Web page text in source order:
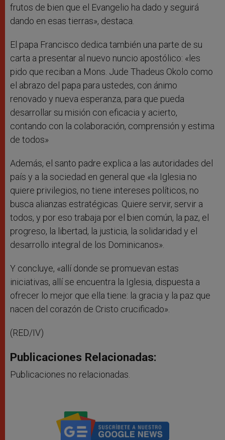
frutos de bien que el Evangelio ha dado y seguirá
dando en esas tierras», destaca.
El papa Francisco dedica también una parte de su
carta a presentar al nuevo nuncio apostólico: «les
pido que reciban a Mons. Jude Thadeus Okolo como
el abrazo del papa para ustedes, con ánimo
renovado y nueva esperanza, para que pueda
desarrollar su misión con eficacia y acierto,
contando con la colaboración, comprensión y estima
de todos»
Además, el santo padre explica a las autoridades del
país y a la sociedad en general que «la Iglesia no
quiere privilegios, no tiene intereses políticos, no
busca alianzas estratégicas. Quiere servir, servir a
todos, y por eso trabaja por el bien común, la paz, el
progreso, la libertad, la justicia, la solidaridad y el
desarrollo integral de los Dominicanos».
Y concluye, «allí donde se promuevan estas
iniciativas, allí se encuentra la Iglesia, dispuesta a
ofrecer lo mejor que ella tiene: la gracia y la paz que
nacen del corazón de Cristo crucificado».
(RED/IV)
Publicaciones Relacionadas:
Publicaciones no relacionadas.